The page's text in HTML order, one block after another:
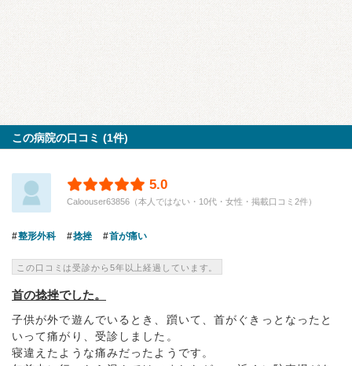
この病院の口コミ (1件)
5.0
Caloouser63856（本人ではない・10代・女性・掲載口コミ2件）
整形外科 捻挫 首が痛い
この口コミは受診から5年以上経過しています。
首の捻挫でした。
子供が外で遊んでいるとき、躓いて、首がぐきっとなったと
いって痛がり、受診しました。
寝違えたような痛みだったようです。